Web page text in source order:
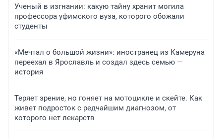
Ученый в изгнании: какую тайну хранит могила
профессора уфимского вуза, которого обожали
студенты
«Мечтал о большой жизни»: иностранец из Камеруна
переехал в Ярославль и создал здесь семью —
история
Теряет зрение, но гоняет на мотоцикле и скейте. Как
живет подросток с редчайшим диагнозом, от
которого нет лекарств